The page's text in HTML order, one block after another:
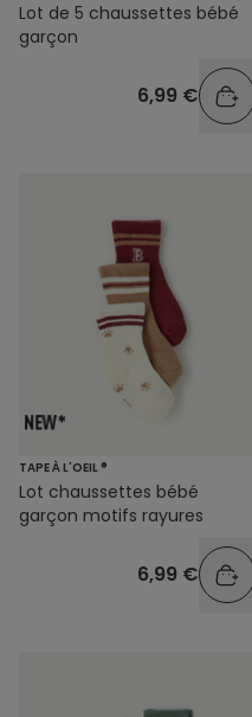
Lot de 5 chaussettes bébé
garçon
6,99 €
TAPE À L'OEIL ®
Lot chaussettes bébé
garçon motifs rayures
6,99 €